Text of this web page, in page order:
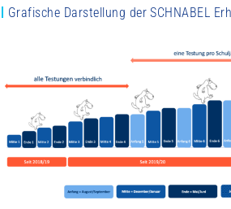
Grafische Darstellung der SCHNABEL